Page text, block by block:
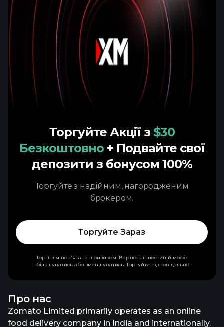
Про нас
Zomato Limited primarily operates as an online
food delivery company in India and internationally.
Торгуйте Акції з $30
Безкоштовно + Подвайте свої
депозити з бонусом 100%
Торгуйте з надійним, нагородженим
брокером.
Торгуйте Зараз
Торгівля пов'язана з ризиком. Вартість інвестицій може
збільшуватись або зменшуватись. Торгуйте відповідально.